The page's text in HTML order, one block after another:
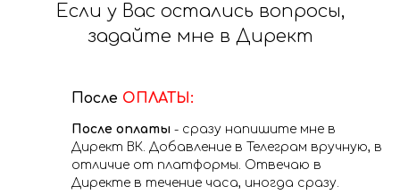
Если у Вас остались вопросы,
задайте мне в Директ
После ОПЛАТЫ:
После оплаты - сразу напишите мне в
Директ ВК. Добавление в Телеграм вручную, в
отличие от платформы. Отвечаю в
Директе в течение часа, иногда сразу.